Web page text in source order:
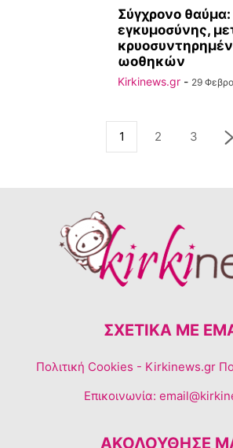
Σύγχρονο θαύμα:
εγκυμοσύνης,
ωοθηκών
Kirkinews.gr - 29
1 2 3
ΣΧΕΤΙΚΆ ΜΕ
Πολιτική Cookies - Kirkinews.gr
Επικοινωνία:
ΑΚΟΛΟΥΘΗΣΕ